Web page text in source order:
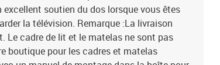
soutien du dos lorsque vous êtes
la télévision. Remarque :La livraison
Le cadre de lit et le matelas ne sont pas
boutique pour les cadres et matelas